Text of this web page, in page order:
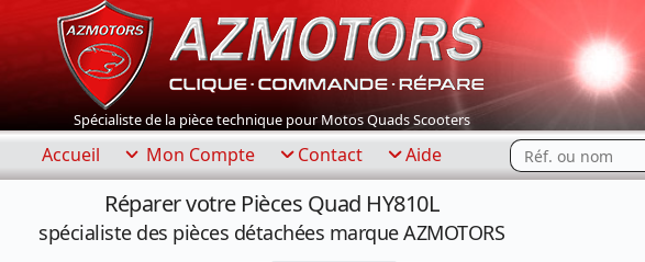
Spécialiste de la pièce technique pour Motos Quads Scooters
Accueil Mon Compte Contact Aide Rechercher...
Réparer votre Pièces Quad HY810L
spécialiste des pièces détachées marque AZMOTORS